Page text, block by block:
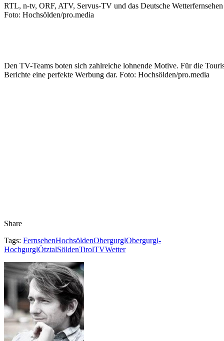
RTL, n-tv, ORF, ATV, Servus-TV und das Deutsche
Foto: Hochsölden/pro.media
Den TV-Teams boten sich zahlreiche lohnende Motive. Für die
Berichte eine perfekte Werbung dar. Foto: Hochsölden/pro.media
Share
Tags: FernsehenHochsöldenObergurglObergurgl-
HochgurglÖtztalSöldenTirolTVWetter